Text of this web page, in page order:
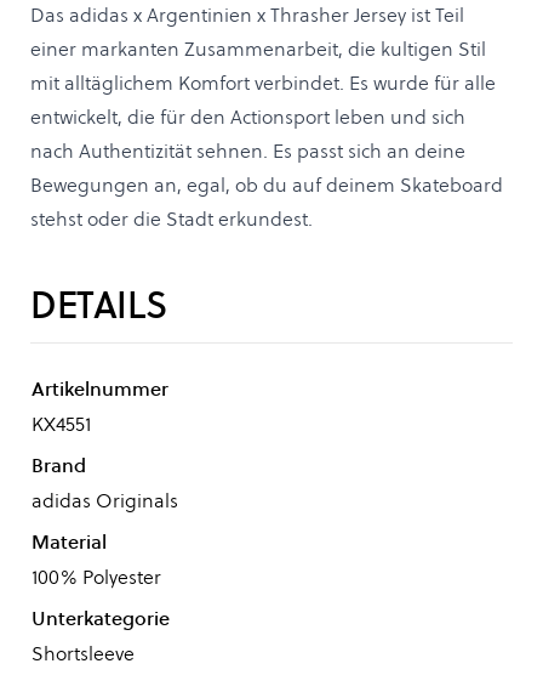
Das adidas x Argentinien x Thrasher Jersey ist Teil
einer markanten Zusammenarbeit, die kultigen Stil
mit alltäglichem Komfort verbindet. Es wurde für alle
entwickelt, die für den Actionsport leben und sich
nach Authentizität sehnen. Es passt sich an deine
Bewegungen an, egal, ob du auf deinem Skateboard
stehst oder die Stadt erkundest.
DETAILS
Artikelnummer
KX4551
Brand
adidas Originals
Material
100% Polyester
Unterkategorie
Shortsleeve